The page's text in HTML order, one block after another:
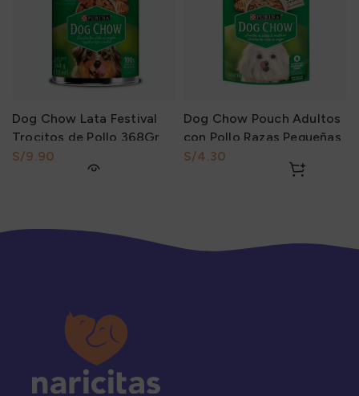
Dog Chow Lata Festival
Trocitos de Pollo 368Gr
S/
Dog Chow Pouch Adultos
con Pollo Razas Pequeñas
100Gr
S/